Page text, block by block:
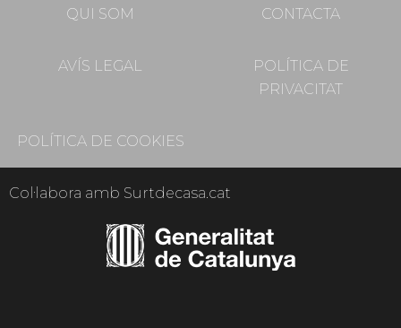
QUI SOM CONTACTA
AVÍS LEGAL
POLÍTICA DE
PRIVACITAT
POLÍTICA DE COOKIES
Col·labora amb Surtdecasa.cat